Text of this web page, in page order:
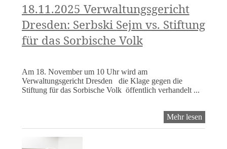
des
Serbski
18.11.2025 Verwaltungsgericht
Dresden: Serbski Sejm vs. Stiftung
für das Sorbische Volk
Am 18. November um 10 Uhr wird am
Verwaltungsgericht Dresden die Klage gegen die
Stiftung für das Sorbische Volk öffentlich verhandelt ...
Mehr lesen